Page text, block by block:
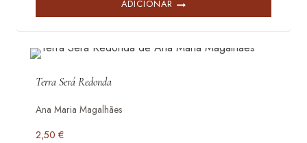
ADICIONAR
Terra Será Redonda
Ana Maria Magalhães
2,50 €